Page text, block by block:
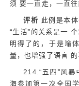
须 要一直走，一直
评析 此例是本
“生活”的关系是一
明得了的，于是喻
量，也增强了语言 的
214.“五四”风
海参加第一次全国